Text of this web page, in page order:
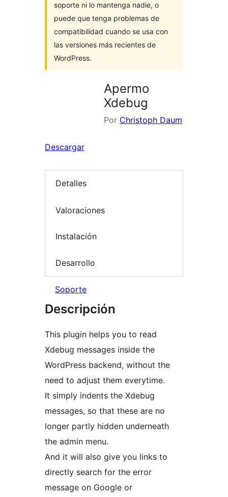
soporte ni lo mantenga nadie, o
puede que tenga problemas de
compatibilidad cuando se usa con
las versiones más recientes de
WordPress.
Apermo
Xdebug
Por Christoph Daum
Descargar
Detalles
Valoraciones
Instalación
Desarrollo
Soporte
Descripción
This plugin helps you to read
Xdebug messages inside the
WordPress backend, without the
need to adjust them everytime.
It simply indents the Xdebug
messages, so that these are no
longer partly hidden underneath
the admin menu.
And it will also give you links to
directly search for the error
message on Google or